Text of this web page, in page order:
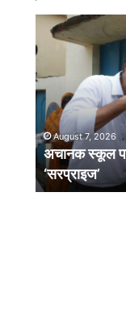
अचानक
स्कूल
पहुंचे
अफसर,
बच्चों
मिला
‘सरप्राइज’
August 7, 2026
अचानक स्कूल
‘सरप्राइज’